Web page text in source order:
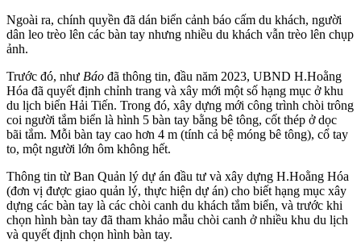
Ngoài ra, chính quyền đã dán biển cảnh báo cấm du khách, người
dân leo trèo lên các bàn tay nhưng nhiều du khách vẫn trèo lên chụp
ảnh.
Trước đó, như Báo đã thông tin, đầu năm 2023, UBND H.Hoằng
Hóa đã quyết định chỉnh trang và xây mới một số hạng mục ở khu
du lịch biển Hải Tiến. Trong đó, xây dựng mới công trình chòi trông
coi người tắm biển là hình 5 bàn tay bằng bê tông, cốt thép ở dọc
bãi tắm. Mỗi bàn tay cao hơn 4 m (tính cả bệ móng bê tông), cổ tay
to, một người lớn ôm không hết.
Thông tin từ Ban Quản lý dự án đầu tư và xây dựng H.Hoằng Hóa
(đơn vị được giao quản lý, thực hiện dự án) cho biết hạng mục xây
dựng các bàn tay là các chòi canh du khách tắm biển, và trước khi
chọn hình bàn tay đã tham khảo mẫu chòi canh ở nhiều khu du lịch
và quyết định chọn hình bàn tay.